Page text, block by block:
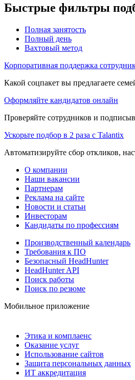
Быстрые фильтры
Полная занятость
Полный день
Вахтовый метод
Корпоративная поддержка
Какой соцпакет вы предлагаете
Оформляйте кандидатов онлайн
Проверяйте сотрудников и
Ускорьте подбор в 2 раза с Talantix
Автоматизируйте сбор откликов,
О компании
Наши вакансии
Партнерам
Реклама на сайте
Новости и статьи
Инвесторам
Кандидаты по профессиям
Производственный календарь
Требования к ПО
Безопасный HeadHunter
HeadHunter API
Поиск работы
Поиск по резюме
Мобильное приложение
Этика и комплаенс
Оказание услуг
Использование сайтов
Защита персональных данных
ИТ аккредитация